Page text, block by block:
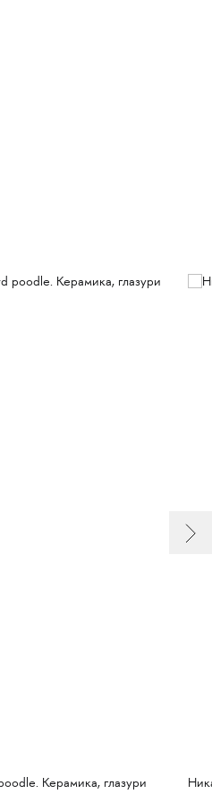
Керамика, глазури